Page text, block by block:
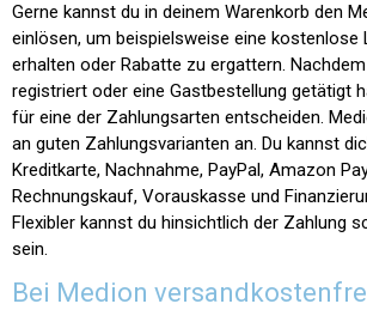
Gerne kannst du in deinem Warenkorb den
einlösen, um beispielsweise eine kostenlose
erhalten oder Rabatte zu ergattern.
registriert oder eine Gastbestellung getätigt
für eine der Zahlungsarten entscheiden.
an guten Zahlungsvarianten an. Du kannst
Kreditkarte, Nachnahme, PayPal, Amazon
Rechnungskauf, Vorauskasse und
Flexibler kannst du hinsichtlich der Zahlung
sein.
Bei Medion